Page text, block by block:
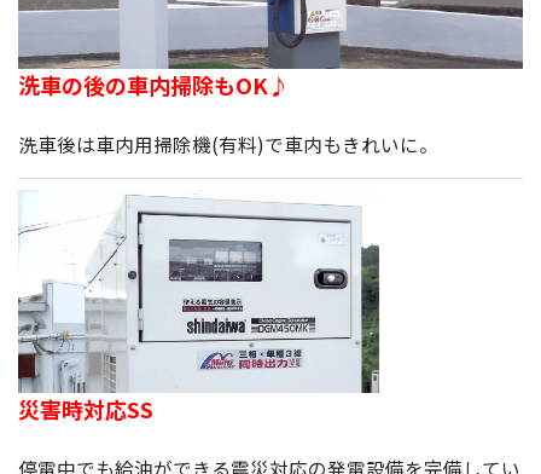
洗車の後の車内掃除もOK♪
洗車後は車内用掃除機(有料)で車内もきれいに。
災害時対応SS
停電中でも給油ができる震災対応の発電設備を完備してい